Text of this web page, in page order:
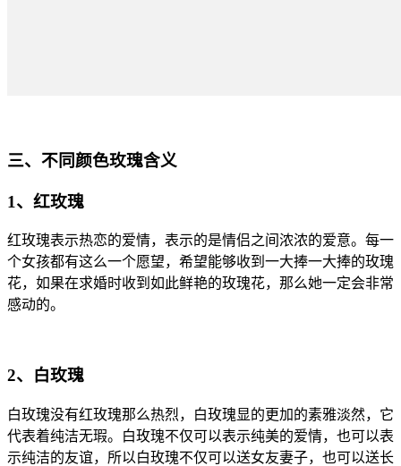
三、不同颜色玫瑰含义
1、红玫瑰
红玫瑰表示热恋的爱情，表示的是情侣之间浓浓的爱意。每一
个女孩都有这么一个愿望，希望能够收到一大捧一大捧的玫瑰
花，如果在求婚时收到如此鲜艳的玫瑰花，那么她一定会非常
感动的。
2、白玫瑰
白玫瑰没有红玫瑰那么热烈，白玫瑰显的更加的素雅淡然，它
代表着纯洁无瑕。白玫瑰不仅可以表示纯美的爱情，也可以表
示纯洁的友谊，所以白玫瑰不仅可以送女友妻子，也可以送长